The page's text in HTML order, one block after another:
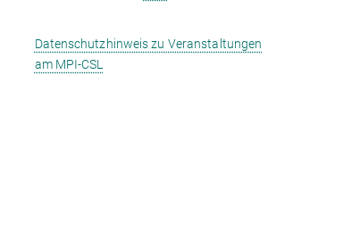
Datenschutzhinweis zu Veranstaltungen
am MPI-CSL